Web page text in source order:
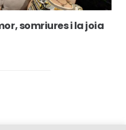
somriures i la joia